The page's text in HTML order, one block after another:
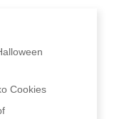
Cookies